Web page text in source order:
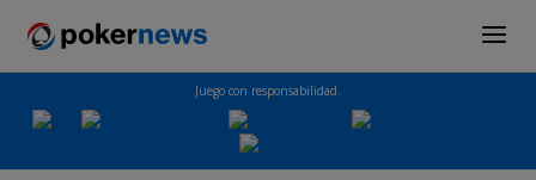
Juego con responsabilidad.